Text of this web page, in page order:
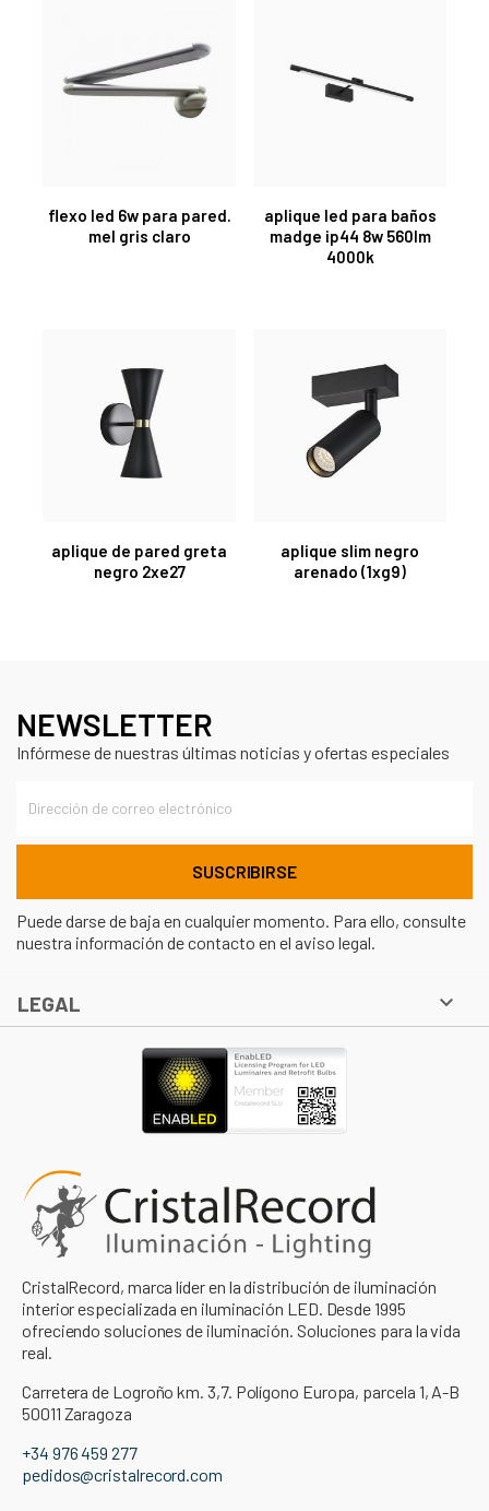
flexo led 6w para pared.
mel gris claro
aplique led para baños
madge ip44 8w 560lm
4000k
aplique de pared greta
negro 2xe27
aplique slim negro
arenado (1xg9)
NEWSLETTER
Infórmese de nuestras últimas noticias y ofertas especiales
Puede darse de baja en cualquier momento. Para ello, consulte
nuestra información de contacto en el aviso legal.
LEGAL 
CristalRecord, marca líder en la distribución de iluminación
interior especializada en iluminación LED. Desde 1995
ofreciendo soluciones de iluminación. Soluciones para la vida
real.
Carretera de Logroño km. 3,7. Polígono Europa, parcela 1, A-B
50011 Zaragoza
+34 976 459 277
pedidos@cristalrecord.com